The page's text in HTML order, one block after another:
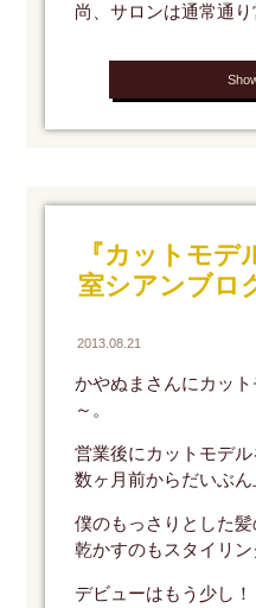
尚、サロンは通常通り
『カットモデ
室シアンブロ
2013.08.21
かやぬまさんにカッ
～。
営業後にカットモデル
数ヶ月前からだいぶん
僕のもっさりとした髪
乾かすのもスタイリン
デビューはもう少し！